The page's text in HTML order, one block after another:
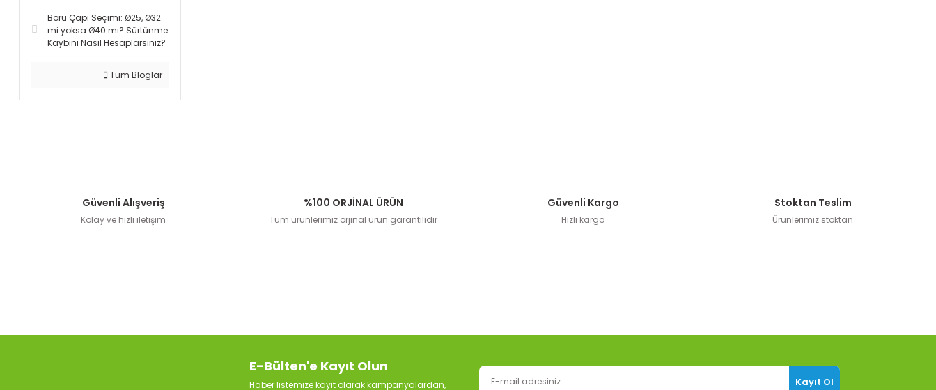
Boru Çapı Seçimi: Ø25, Ø32
mi yoksa Ø40 mı? Sürtünme
Kaybını Nasıl Hesaplarsınız?
Tüm Bloglar
Güvenli Alışveriş
Kolay ve hızlı iletişim
%100 ORJİNAL ÜRÜN
Tüm ürünlerimiz orjinal ürün garantilidir
Güvenli Kargo
Hızlı kargo
Stoktan Teslim
Ürünlerimiz stoktan
E-Bülten'e Kayıt Olun
Haber listemize kayıt olarak kampanyalardan, Kayıt Ol